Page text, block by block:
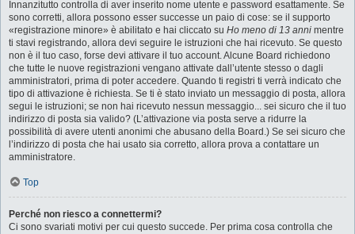
Innanzitutto controlla di aver inserito nome utente e password esattamente. Se
sono corretti, allora possono esser successe un paio di cose: se il supporto
«registrazione minore» è abilitato e hai cliccato su Ho meno di 13 anni mentre
ti stavi registrando, allora devi seguire le istruzioni che hai ricevuto. Se questo
non è il tuo caso, forse devi attivare il tuo account. Alcune Board richiedono
che tutte le nuove registrazioni vengano attivate dall’utente stesso o dagli
amministratori, prima di poter accedere. Quando ti registri ti verrà indicato che
tipo di attivazione è richiesta. Se ti è stato inviato un messaggio di posta, allora
segui le istruzioni; se non hai ricevuto nessun messaggio... sei sicuro che il tuo
indirizzo di posta sia valido? (L’attivazione via posta serve a ridurre la
possibilità di avere utenti anonimi che abusano della Board.) Se sei sicuro che
l’indirizzo di posta che hai usato sia corretto, allora prova a contattare un
amministratore.
Top
Perché non riesco a connettermi?
Ci sono svariati motivi per cui questo succede. Per prima cosa controlla che